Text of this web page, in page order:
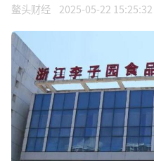
鳌头财经 2025-05-22 15:25:32